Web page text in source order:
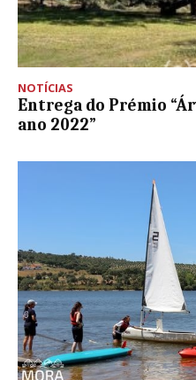
NOTÍCIAS
Entrega do Prémio
ano 2022”